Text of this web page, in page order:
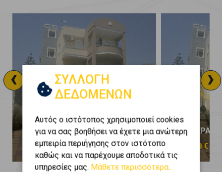
ΝΕΑ ΠΕΡΑΜΟΣ - Νέα Πέραμος
220.000 €
ΝΕΑ
200.000 €
‹ ›
ΣΥΛΛΟΓΗ
ΔΕΔΟΜΕΝΩΝ
Αυτός ο ιστότοπος χρησιμοποιεί cookies
για να σας βοηθήσει να έχετε μια ανώτερη
εμπειρία περιήγησης στον ιστότοπο
καθώς και να παρέχουμε αποδοτικά τις
υπηρεσίες μας. Μάθετε περισσότερα...